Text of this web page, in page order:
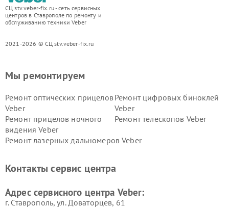
СЦ stv.veber-fix.ru - сеть сервисных
центров в Ставрополе по ремонту и
обслуживанию техники Veber
2021-2026 © СЦ stv.veber-fix.ru
Мы ремонтируем
Ремонт оптических прицелов
Veber
Ремонт цифровых биноклей
Veber
Ремонт прицелов ночного
видения Veber
Ремонт телескопов Veber
Ремонт лазерных дальномеров Veber
Контакты сервис центра
Адрес сервисного центра Veber:
г. Ставрополь, ул. Доваторцев, 61